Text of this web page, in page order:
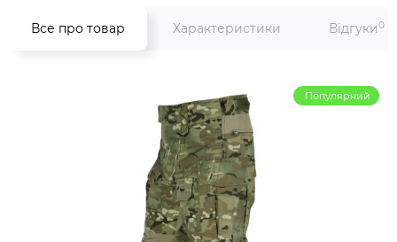
Все про товар Характеристики Відгуки0
Популярний